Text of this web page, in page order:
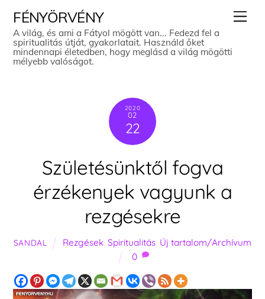
content
FÉNYÖRVÉNY
A világ, és ami a Fátyol mögött van... Fedezd fel a
spiritualitás útját, gyakorlatait. Használd őket
mindennapi életedben, hogy meglásd a világ mögötti
mélyebb valóságot.
2020
02
22
Születésünktől fogva
érzékenyek vagyunk a
rezgésekre
SANDAL Rezgések ,Spiritualitás Új tartalom/Archívum
0